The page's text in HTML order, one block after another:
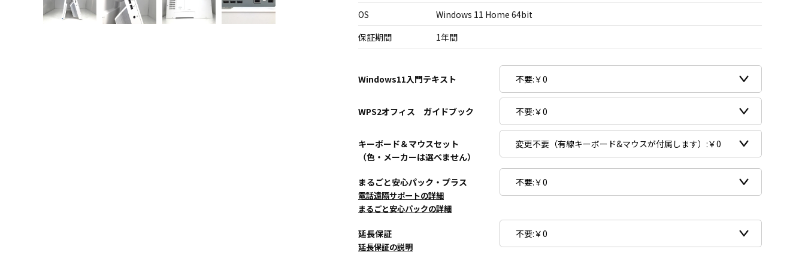
OS
Windows 11 Home 64bit
保証期間
1年間
Windows11入門テキスト
WPS2オフィス ガイドブック
キーボード＆マウスセット
（色・メーカーは選べません）
まるごと安心パック・プラス
電話遠隔サポートの詳細
まるごと安心パックの詳細
延長保証
延長保証の説明